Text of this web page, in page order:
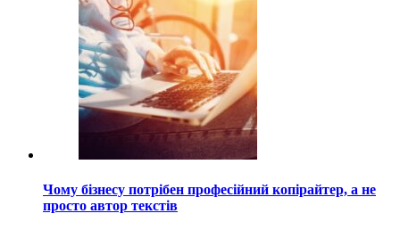
Чому бізнесу потрібен професійний копірайтер, а не
просто автор текстів